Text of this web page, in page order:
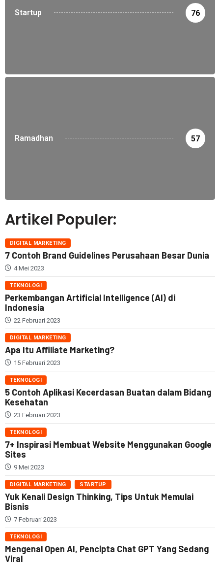
Startup 76
Ramadhan 57
Artikel Populer:
DIGITAL MARKETING
7 Contoh Brand Guidelines Perusahaan Besar Dunia
4 Mei 2023
TEKNOLOGI
Perkembangan Artificial Intelligence (AI) di
Indonesia
22 Februari 2023
DIGITAL MARKETING
Apa Itu Affiliate Marketing?
15 Februari 2023
TEKNOLOGI
5 Contoh Aplikasi Kecerdasan Buatan dalam Bidang
Kesehatan
23 Februari 2023
TEKNOLOGI
7+ Inspirasi Membuat Website Menggunakan Google
Sites
9 Mei 2023
DIGITAL MARKETING STARTUP
Yuk Kenali Design Thinking, Tips Untuk Memulai
Bisnis
7 Februari 2023
TEKNOLOGI
Mengenal Open AI, Pencipta Chat GPT Yang Sedang
Viral